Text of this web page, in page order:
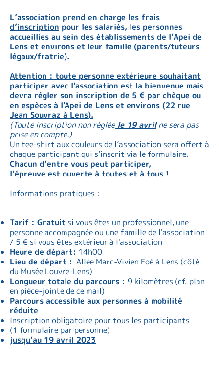
L’association prend en charge les frais
d’inscription pour les salariés, les personnes
accueillies au sein des établissements de l’Apei de
Lens et environs et leur famille (parents/tuteurs
légaux/fratrie).
Attention : toute personne extérieure souhaitant
participer avec l'association est la bienvenue mais
devra régler son inscription de 5 € par chèque ou
en espèces à l'Apei de Lens et environs (22 rue
Jean Souvraz à Lens).
(Toute inscription non régléele 19 avrilne sera pas
prise en compte.)
Un tee-shirt aux couleurs de l’association sera offert à
chaque participant qui s’inscrit via le formulaire.
Chacun d’entre vous peut participer,
l’épreuve est ouverte à toutes et à tous !
Informations pratiques :
Tarif : Gratuit si vous êtes un professionnel, une
personne accompagnée ou une famille de l'association
/ 5 € si vous êtes extérieur à l'association
Heure de départ: 14h00
Lieu de départ : Allée Marc-Vivien Foé à Lens (côté
du Musée Louvre-Lens)
Longueur totale du parcours : 9 kilomètres (cf. plan
en pièce-jointe de ce mail)
Parcours accessible aux personnes à mobilité
réduite
Inscription obligatoire pour tous les participants
(1 formulaire par personne)
jusqu’au 19 avril 2023